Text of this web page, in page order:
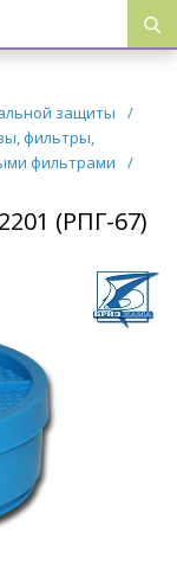
защиты
/
фильтры,
фильтрами
/
(РПГ-67)